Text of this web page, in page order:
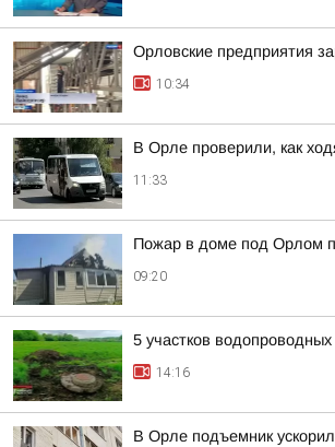
Орловские предприятия
10:34
В Орле проверили, как
11:33
Пожар в доме под Орлом
09:20
5 участков
14:16
В Орле подъемник